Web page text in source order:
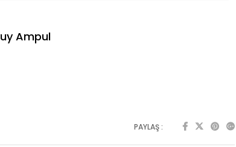
Ampul
PAYLAŞ :